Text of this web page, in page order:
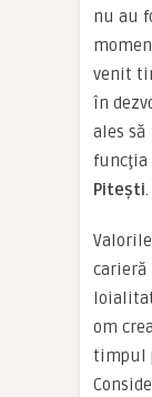
nu au
venit
în
ales să
funcţia
Piteşti.
om
timpul